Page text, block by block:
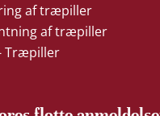
af træpiller
af træpiller
Træpiller